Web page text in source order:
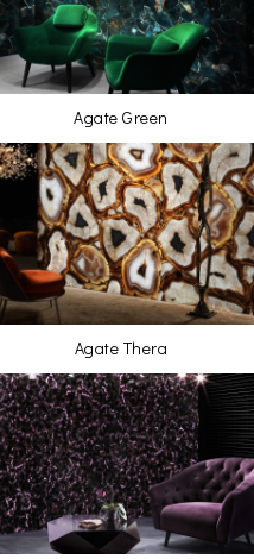
Agate Green
Agate Thera